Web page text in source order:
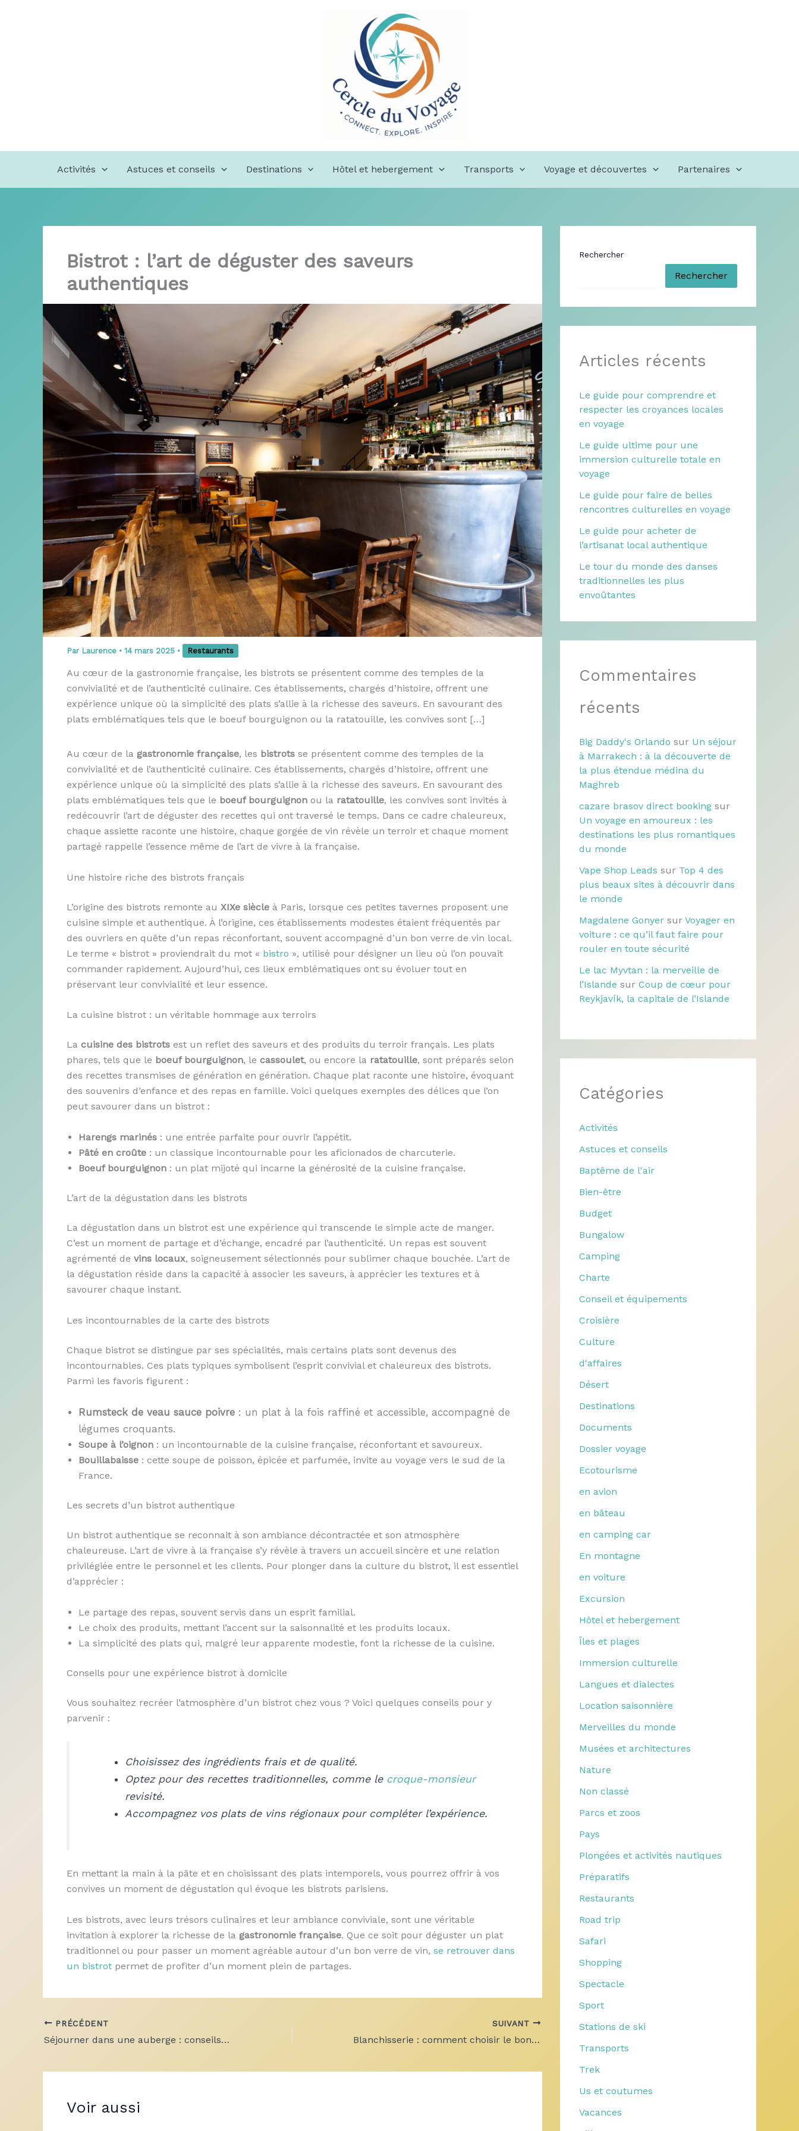
Activités Astuces et conseils Destinations Hôtel et hebergement Transports Voyage et découvertes Partenaires
Bistrot : l’art de déguster des saveurs
authentiques
Par Laurence • 14 mars 2025 • Restaurants
Au cœur de la gastronomie française, les bistrots se présentent comme des temples de la
convivialité et de l’authenticité culinaire. Ces établissements, chargés d’histoire, offrent une
expérience unique où la simplicité des plats s’allie à la richesse des saveurs. En savourant des
plats emblématiques tels que le boeuf bourguignon ou la ratatouille, les convives sont […]
Au cœur de la gastronomie française, les bistrots se présentent comme des temples de la
convivialité et de l’authenticité culinaire. Ces établissements, chargés d’histoire, offrent une
expérience unique où la simplicité des plats s’allie à la richesse des saveurs. En savourant des
plats emblématiques tels que le boeuf bourguignon ou la ratatouille, les convives sont invités à
redécouvrir l’art de déguster des recettes qui ont traversé le temps. Dans ce cadre chaleureux,
chaque assiette raconte une histoire, chaque gorgée de vin révèle un terroir et chaque moment
partagé rappelle l’essence même de l’art de vivre à la française.
Une histoire riche des bistrots français
L’origine des bistrots remonte au XIXe siècle à Paris, lorsque ces petites tavernes proposent une
cuisine simple et authentique. À l’origine, ces établissements modestes étaient fréquentés par
des ouvriers en quête d’un repas réconfortant, souvent accompagné d’un bon verre de vin local.
Le terme « bistrot » proviendrait du mot « bistro », utilisé pour désigner un lieu où l’on pouvait
commander rapidement. Aujourd’hui, ces lieux emblématiques ont su évoluer tout en
préservant leur convivialité et leur essence.
La cuisine bistrot : un véritable hommage aux terroirs
La cuisine des bistrots est un reflet des saveurs et des produits du terroir français. Les plats
phares, tels que le boeuf bourguignon, le cassoulet, ou encore la ratatouille, sont préparés selon
des recettes transmises de génération en génération. Chaque plat raconte une histoire, évoquant
des souvenirs d’enfance et des repas en famille. Voici quelques exemples des délices que l’on
peut savourer dans un bistrot :
Harengs marinés : une entrée parfaite pour ouvrir l’appétit.
Pâté en croûte : un classique incontournable pour les aficionados de charcuterie.
Boeuf bourguignon : un plat mijoté qui incarne la générosité de la cuisine française.
L’art de la dégustation dans les bistrots
La dégustation dans un bistrot est une expérience qui transcende le simple acte de manger.
C’est un moment de partage et d’échange, encadré par l’authenticité. Un repas est souvent
agrémenté de vins locaux, soigneusement sélectionnés pour sublimer chaque bouchée. L’art de
la dégustation réside dans la capacité à associer les saveurs, à apprécier les textures et à
savourer chaque instant.
Les incontournables de la carte des bistrots
Chaque bistrot se distingue par ses spécialités, mais certains plats sont devenus des
incontournables. Ces plats typiques symbolisent l’esprit convivial et chaleureux des bistrots.
Parmi les favoris figurent :
Rumsteck de veau sauce poivre : un plat à la fois raffiné et accessible, accompagné de
légumes croquants.
Soupe à l’oignon : un incontournable de la cuisine française, réconfortant et savoureux.
Bouillabaisse : cette soupe de poisson, épicée et parfumée, invite au voyage vers le sud de la
France.
Les secrets d’un bistrot authentique
Un bistrot authentique se reconnait à son ambiance décontractée et son atmosphère
chaleureuse. L’art de vivre à la française s’y révèle à travers un accueil sincère et une relation
privilégiée entre le personnel et les clients. Pour plonger dans la culture du bistrot, il est essentiel
d’apprécier :
Le partage des repas, souvent servis dans un esprit familial.
Le choix des produits, mettant l’accent sur la saisonnalité et les produits locaux.
La simplicité des plats qui, malgré leur apparente modestie, font la richesse de la cuisine.
Conseils pour une expérience bistrot à domicile
Vous souhaitez recréer l’atmosphère d’un bistrot chez vous ? Voici quelques conseils pour y
parvenir :
Choisissez des ingrédients frais et de qualité.
Optez pour des recettes traditionnelles, comme le croque-monsieur
revisité.
Accompagnez vos plats de vins régionaux pour compléter l’expérience.
En mettant la main à la pâte et en choisissant des plats intemporels, vous pourrez offrir à vos
convives un moment de dégustation qui évoque les bistrots parisiens.
Les bistrots, avec leurs trésors culinaires et leur ambiance conviviale, sont une véritable
invitation à explorer la richesse de la gastronomie française. Que ce soit pour déguster un plat
traditionnel ou pour passer un moment agréable autour d’un bon verre de vin, se retrouver dans
un bistrot permet de profiter d’un moment plein de partages.
PRÉCÉDENT
Séjourner dans une auberge : conseils pour vivre une expérience inoubliable
SUIVANT
Blanchisserie : comment choisir le bon service pour vos besoins ?
Voir aussi
Rechercher
Rechercher
Articles récents
Le guide pour comprendre et
respecter les croyances locales
en voyage
Le guide ultime pour une
immersion culturelle totale en
voyage
Le guide pour faire de belles
rencontres culturelles en voyage
Le guide pour acheter de
l’artisanat local authentique
Le tour du monde des danses
traditionnelles les plus
envoûtantes
Commentaires
récents
Big Daddy's Orlando sur Un séjour
à Marrakech : à la découverte de
la plus étendue médina du
Maghreb
cazare brasov direct booking sur
Un voyage en amoureux : les
destinations les plus romantiques
du monde
Vape Shop Leads sur Top 4 des
plus beaux sites à découvrir dans
le monde
Magdalene Gonyer sur Voyager en
voiture : ce qu’il faut faire pour
rouler en toute sécurité
Le lac Myvtan : la merveille de
l’Islande sur Coup de cœur pour
Reykjavík, la capitale de l’Islande
Catégories
Activités
Astuces et conseils
Baptême de l'air
Bien-être
Budget
Bungalow
Camping
Charte
Conseil et équipements
Croisière
Culture
d'affaires
Désert
Destinations
Documents
Dossier voyage
Ecotourisme
en avion
en bâteau
en camping car
En montagne
en voiture
Excursion
Hôtel et hebergement
Îles et plages
Immersion culturelle
Langues et dialectes
Location saisonnière
Merveilles du monde
Musées et architectures
Nature
Non classé
Parcs et zoos
Pays
Plongées et activités nautiques
Préparatifs
Restaurants
Road trip
Safari
Shopping
Spectacle
Sport
Stations de ski
Transports
Trek
Us et coutumes
Vacances